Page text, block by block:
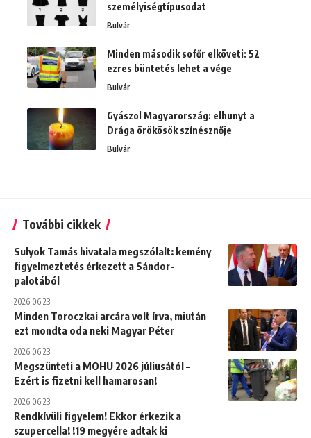
személyiségtípusodat
Bulvár
Minden második sofőr elköveti: 52
ezres büntetés lehet a vége
Bulvár
Gyászol Magyarország: elhunyt a
Drága örökösök színésznője
Bulvár
További cikkek
Sulyok Tamás hivatala megszólalt: kemény
figyelmeztetés érkezett a Sándor-
palotából
2026.06.23.
Minden Toroczkai arcára volt írva, miután
ezt mondta oda neki Magyar Péter
2026.06.23.
Megszünteti a MOHU 2026 júliusától –
Ezért is fizetni kell hamarosan!
2026.06.23.
Rendkívüli figyelem! Ekkor érkezik a
szupercella! !19 megyére adtak ki